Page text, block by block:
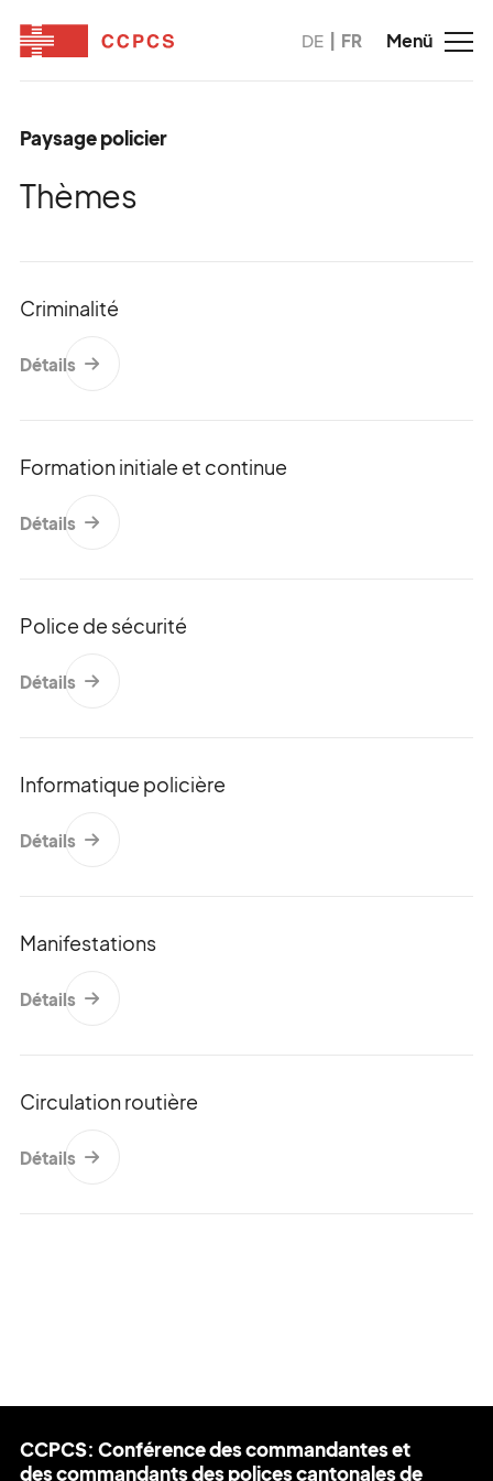
Speichergasse 6
media@kkpks.ch
DE FR
Paysage policier
Thèmes
Criminalité
Détails
Formation initiale et continue
Détails
Police de sécurité
Détails
Informatique policière
Détails
Manifestations
Détails
Circulation routière
Détails
CCPCS: Conférence des commandantes et
des commandants des polices cantonales de